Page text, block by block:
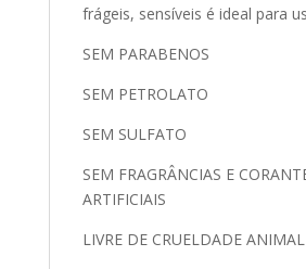
frágeis, sensíveis é ideal para
SEM PARABENOS
SEM PETROLATO
SEM SULFATO
SEM FRAGRÂNCIAS E
ARTIFICIAIS
LIVRE DE CRUELDADE ANIMAL